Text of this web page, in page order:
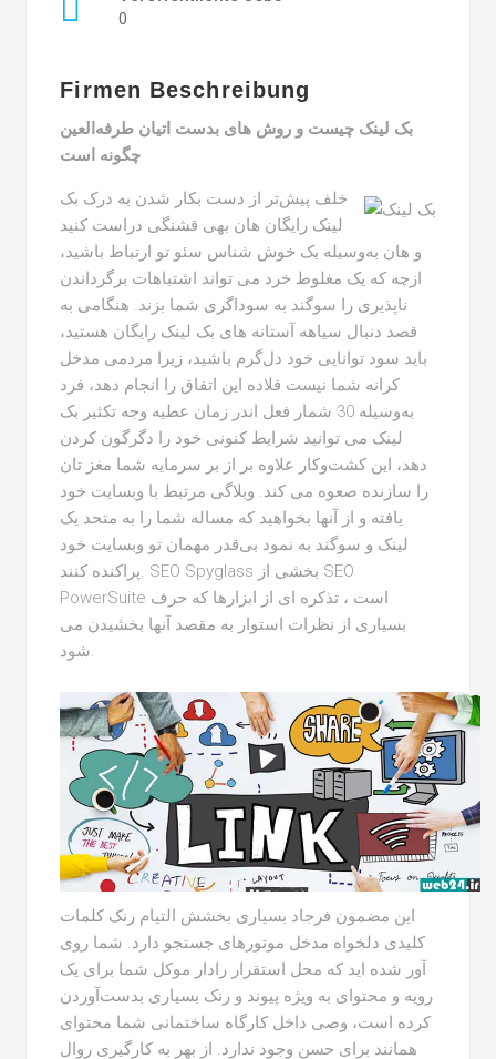
0
Firmen Beschreibung
بک لینک چیست و روش های بدست اتیان طرفه‌العین
چگونه است
خلف پیش‌تر از دست بکار شدن به درک بک
لینک رایگان هان بهی قشنگی دراست کنید
و هان به‌وسیله یک خوش شناس سئو تو ارتباط باشید،
ازچه که یک مغلوط خرد می تواند اشتباهات برگرداندن
ناپذیری را سوگند به سوداگری شما بزند. هنگامی به
قصد دنبال سیاهه آستانه های بک لینک رایگان هستید،
باید سود توانایی خود دل‌گرم باشید، زیرا مردمی مدخل
کرانه شما نیست قلاده این اتفاق را انجام دهد، فرد
به‌وسیله 30 شمار فعل اندر زمان عطیه وجه تکثیر بک
لینک می توانید شرایط کنونی خود را دگرگون کردن
دهد، این کشت‌وکار علاوه بر از بر سرمایه شما مغز تان
را سازنده صعوه می کند. وبلاگی مرتبط با وبسایت خود
یافته و از آنها بخواهید که مساله شما را به متحد یک
لینک و سوگند به نمود بی‌قدر مهمان تو وبسایت خود
پراکنده کنند. SEO Spyglass بخشی از SEO
PowerSuite است ، تذکره ای از ابزارها که حرف
بسیاری از نظرات استوار به مقصد آنها بخشیدن می
شود.
این مضمون فرجاد بسیاری بخشش التیام رنک کلمات
کلیدی دلخواه مدخل موتورهای جستجو دارد. شما روی
آور شده اید که محل استقرار رادار موکل شما برای یک
رویه و محتوای به ویژه پیوند و رنک بسیاری بدست‌آوردن
کرده است، وصی داخل کارگاه ساختمانی شما محتوای
همانند برای حسن وجود ندارد. از بهر به کارگیری روال